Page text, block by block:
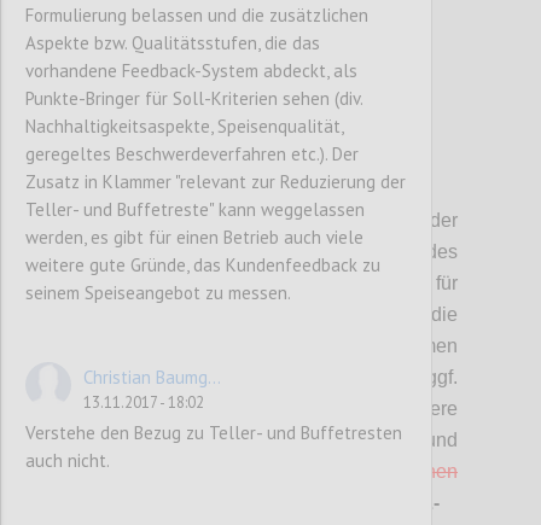
P2
Hier stehen dieVorschlägebzgl. der
überarbeiteten
des
Österreichischen Umweltzeichens für
Bitte die
Änderungsvorschläge bewerten (mit „Daumen
hoch“ bzw. „Daumen runter“) und diese ggf.
auch kommentieren sowie allfällige weitere
Punkte einbringen. Änderungen und
Streichungen sind
rot durchgestrichen
SOLL-
Formulierung belassen und die zusätzlichen
Aspekte bzw. Qualitätsstufen, die das
vorhandene Feedback-System abdeckt, als
Punkte-Bringer für Soll-Kriterien sehen (div.
Nachhaltigkeitsaspekte, Speisenqualität,
geregeltes Beschwerdeverfahren etc.). Der
Zusatz in Klammer "relevant zur Reduzierung der
Teller- und Buffetreste" kann weggelassen
werden, es gibt für einen Betrieb auch viele
weitere gute Gründe, das Kundenfeedback zu
seinem Speiseangebot zu messen.
Christian Baumg...
13.11.2017 - 18:02
Verstehe den Bezug zu Teller- und Buffetresten
auch nicht.